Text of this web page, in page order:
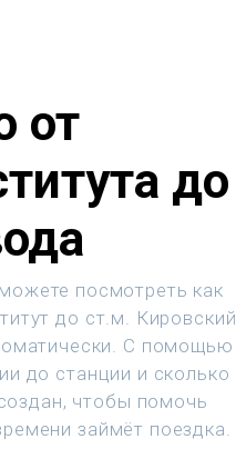
от
до
посмотреть как
до ст.м. Кировский
С помощью
до станции и сколько
чтобы помочь
займёт поездка.